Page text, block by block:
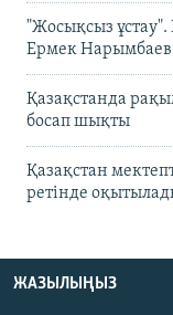
"Жосықсыз
Ермек
Қазақстанда
босап шықты
Қазақстан
ретінде
ЖАЗЫЛЫҢЫЗ